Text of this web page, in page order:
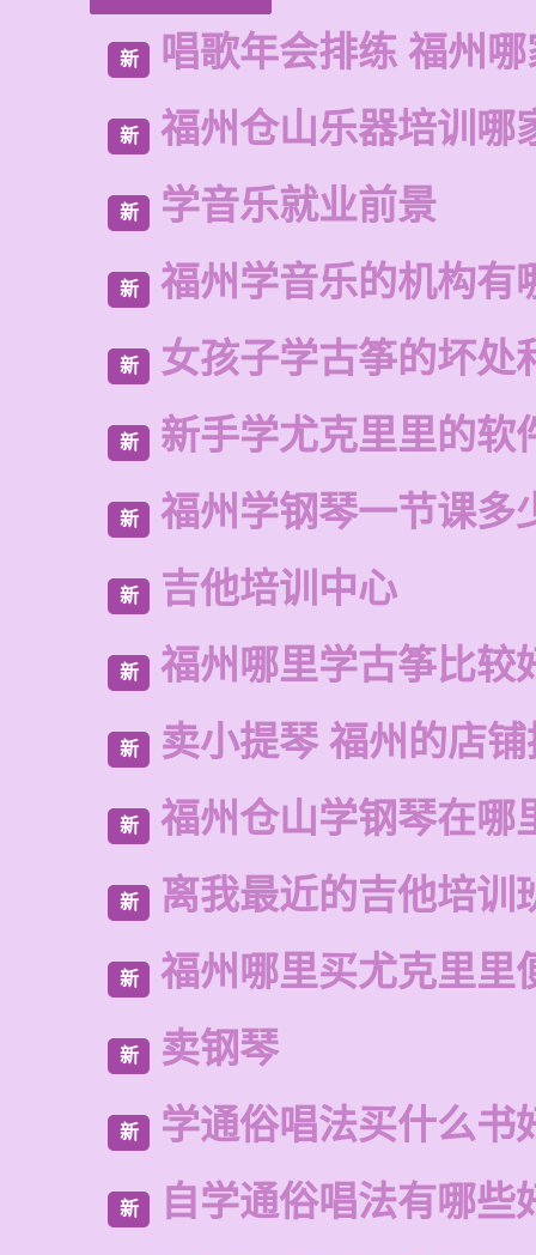
新 唱歌年会排练 福州
新 福州仓山乐器培训哪
新 学音乐就业前景
新 福州学音乐的机构有
新 女孩子学古筝的坏处
新 新手学尤克里里的软
新 福州学钢琴一节课多
新 吉他培训中心
新 福州哪里学古筝比较
新 卖小提琴 福州的店
新 福州仓山学钢琴在哪
新 离我最近的吉他培训
新 福州哪里买尤克里里
新 卖钢琴
新 学通俗唱法买什么书
新 自学通俗唱法有哪些